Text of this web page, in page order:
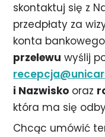
skontaktuj się z
przedpłaty za
konta
przelewu wyślij
i Nazwisko oraz
która ma się
Chcąc umówić